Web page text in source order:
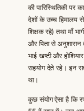
की पारिस्थितिकी पर
देशों के उच्च हिमालय
शिक्षक रहे) तथा माँ
और पिता से अनुशासन
भाई खष्टी और
सहयोग देते रहे। इन
था।
कुछ संयोग ऐसा है कि